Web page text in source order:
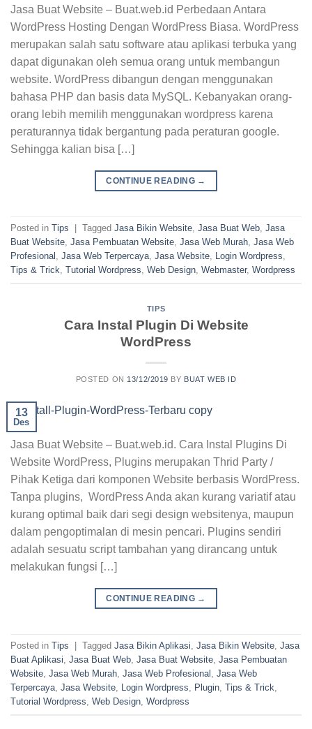
Jasa Buat Website – Buat.web.id Perbedaan Antara
WordPress Hosting Dengan WordPress Biasa. WordPress
merupakan salah satu software atau aplikasi terbuka yang
dapat digunakan oleh semua orang untuk membangun
website. WordPress dibangun dengan menggunakan
bahasa PHP dan basis data MySQL. Kebanyakan orang-
orang lebih memilih menggunakan wordpress karena
peraturannya tidak bergantung pada peraturan google.
Sehingga kalian bisa […]
CONTINUE READING →
Posted in Tips Tagged Jasa Bikin Website, Jasa Buat Web, Jasa
Buat Website, Jasa Pembuatan Website, Jasa Web Murah, Jasa Web
Profesional , Jasa Web Terpercaya, Jasa Website, Login Wordpress,
Tips & Trick, Tutorial Wordpress, Web Design, Webmaster, Wordpress
TIPS
Cara Instal Plugin Di Website
WordPress
POSTED ON 13/12/2019 BY BUAT WEB ID
13
Des
Jasa Buat Website – Buat.web.id. Cara Instal Plugins Di
Website WordPress, Plugins merupakan Thrid Party /
Pihak Ketiga dari komponen Website berbasis WordPress.
Tanpa plugins, WordPress Anda akan kurang variatif atau
kurang optimal baik dari segi design websitenya, maupun
dalam pengoptimalan di mesin pencari. Plugins sendiri
adalah sesuatu script tambahan yang dirancang untuk
melakukan fungsi […]
CONTINUE READING →
Posted in Tips Tagged Jasa Bikin Aplikasi, Jasa Bikin Website, Jasa
Buat Aplikasi, Jasa Buat Web, Jasa Buat Website, Jasa Pembuatan
Website, Jasa Web Murah, Jasa Web Profesional , Jasa Web
Terpercaya, Jasa Website, Login Wordpress, Plugin, Tips & Trick,
Tutorial Wordpress, Web Design, Wordpress